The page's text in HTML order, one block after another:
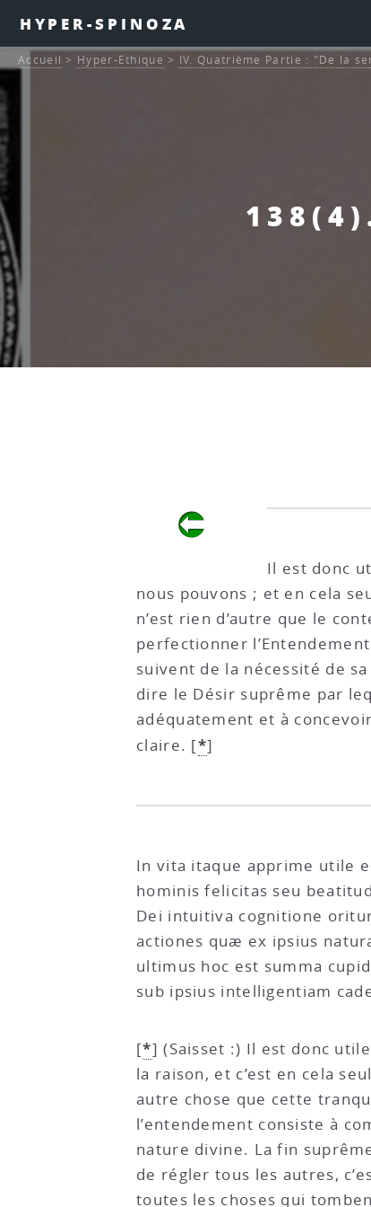
HYPER-SPINOZA
Accueil > Hyper-Ethique > IV. Quatrième Partie : "De la
Il est donc
nous pouvons ; et en cela
n’est rien d’autre que le
perfectionner
suivent de la nécessité de
dire le Désir suprême par
adéquatement et à
claire. [*]
In vita itaque apprime utile
hominis felicitas seu
Dei intuitiva cognitione
actiones quæ ex ipsius
ultimus hoc est summa
sub ipsius intelligentiam
[*](Saisset :) Il est donc
la raison, et c’est en cela
autre chose que cette
l’entendement consiste à
nature divine. La fin
de régler tous les autres,
toutes les choses qui